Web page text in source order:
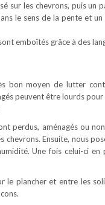
sur les chevrons, puis un
le sens de la pente et
emboîtés grâce à des
bon moyen de lutter
peuvent être lourds
perdus, aménagés ou
Ensuite, nous
Une fois celui-ci
plancher et entre les